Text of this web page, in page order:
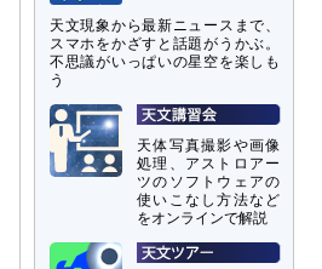
天文現象から最新ニュースまで、
スマホをかざすと話題がうかぶ。
不思議がいっぱいの星空を楽しも
う
天体写真撮影や画像
処理、アストロアー
ツのソフトウェアの
使いこなし方法など
をオンラインで解説